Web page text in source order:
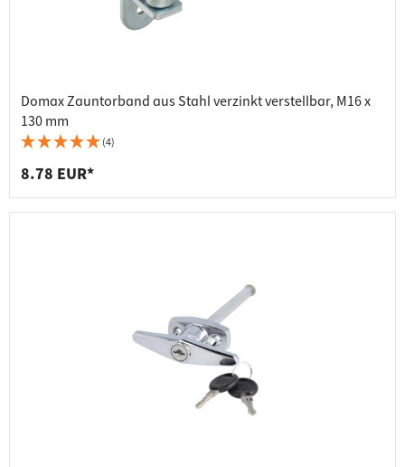
Domax Zauntorband aus Stahl verzinkt verstellbar, M16 x
130 mm
(4)
8.78 EUR*